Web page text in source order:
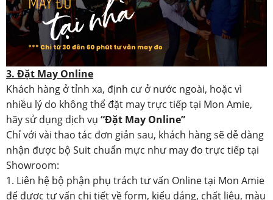
3. Đặt May Online
Khách hàng ở tỉnh xa, định cư ở nước ngoài, hoặc vì
nhiều lý do không thể đặt may trực tiếp tại Mon Amie,
hãy sử dụng dịch vụ “Đặt May Online”
Chỉ với vài thao tác đơn giản sau, khách hàng sẽ dễ dàng
nhận được bộ Suit chuẩn mực như may đo trực tiếp tại
Showroom:
1. Liên hệ bộ phận phụ trách tư vấn Online tại Mon Amie
để được tư vấn chi tiết về form, kiểu dáng, chất liệu, màu